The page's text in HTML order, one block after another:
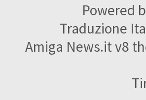
Powered
Traduzione
Amiga News.it v8